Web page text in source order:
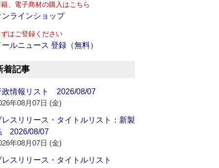
、電子商材の購入はこちら
ンラインショップ
はご登録ください
ールニュース 登録（無料）
着記事
政情報リスト 2026/08/07
年08月07日 (金)
レスリリース・タイトルリスト：新製
2026/08/07
年08月07日 (金)
レスリリース・タイトルリスト